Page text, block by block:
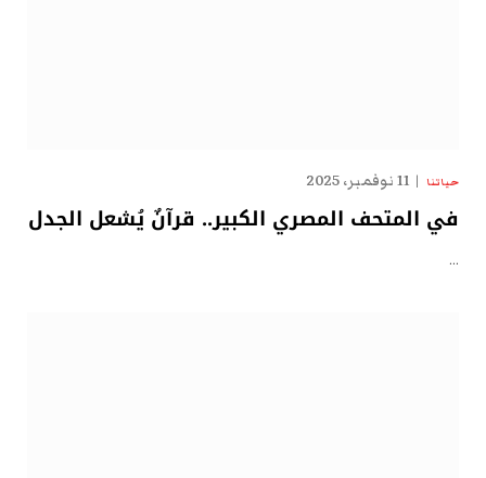
حياتنا 11 نوفمبر، 2025
في المتحف المصري الكبير.. قرآنٌ يُشعل الجدل
…